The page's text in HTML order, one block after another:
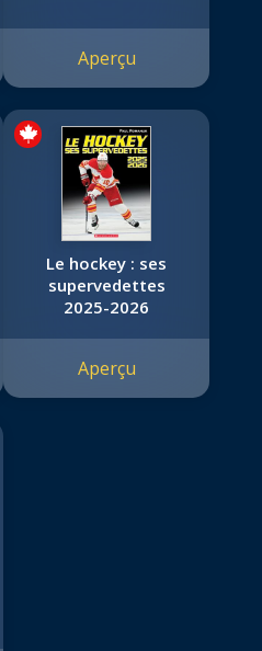
Aperçu
Le hockey : ses
supervedettes
2025-2026
Aperçu